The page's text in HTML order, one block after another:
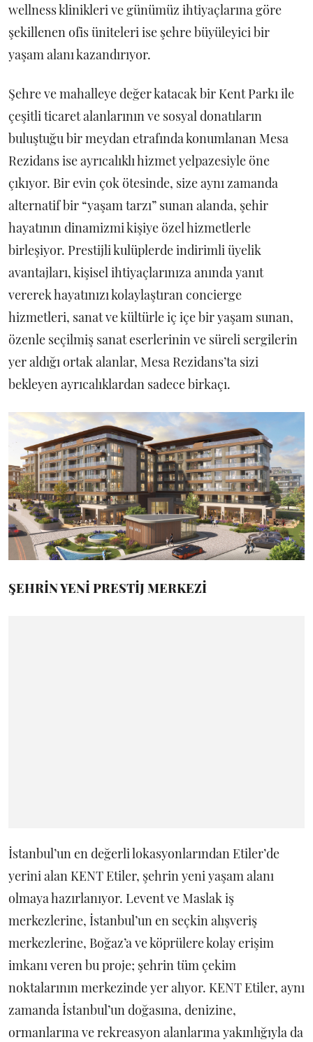
wellness klinikleri ve günümüz ihtiyaçlarına göre
şekillenen ofis üniteleri ise şehre büyüleyici bir
yaşam alanı kazandırıyor.
Şehre ve mahalleye değer katacak bir Kent Parkı ile
çeşitli ticaret alanlarının ve sosyal donatıların
buluştuğu bir meydan etrafında konumlanan Mesa
Rezidans ise ayrıcalıklı hizmet yelpazesiyle öne
çıkıyor. Bir evin çok ötesinde, size aynı zamanda
alternatif bir “yaşam tarzı” sunan alanda, şehir
hayatının dinamizmi kişiye özel hizmetlerle
birleşiyor. Prestijli kulüplerde indirimli üyelik
avantajları, kişisel ihtiyaçlarınıza anında yanıt
vererek hayatınızı kolaylaştıran concierge
hizmetleri, sanat ve kültürle iç içe bir yaşam sunan,
özenle seçilmiş sanat eserlerinin ve süreli sergilerin
yer aldığı ortak alanlar, Mesa Rezidans’ta sizi
bekleyen ayrıcalıklardan sadece birkaçı.
ŞEHRİN YENİ PRESTİJ MERKEZİ
İstanbul’un en değerli lokasyonlarından Etiler’de
yerini alan KENT Etiler, şehrin yeni yaşam alanı
olmaya hazırlanıyor. Levent ve Maslak iş
merkezlerine, İstanbul’un en seçkin alışveriş
merkezlerine, Boğaz’a ve köprülere kolay erişim
imkanı veren bu proje; şehrin tüm çekim
noktalarının merkezinde yer alıyor. KENT Etiler, aynı
zamanda İstanbul’un doğasına, denizine,
ormanlarına ve rekreasyon alanlarına yakınlığıyla da